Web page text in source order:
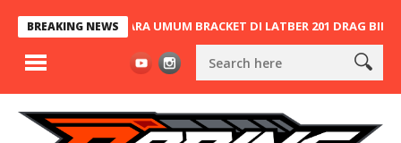
BREAKING NEWS
JOPAN JUARA UMUM BRACKET DI LATBER 201 DRAG BIKE PART